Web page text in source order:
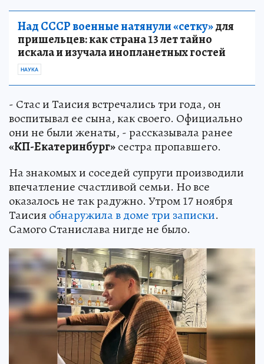
Над СССР военные натянули «сетку»для
пришельцев: как страна 13 лет тайно
искала и изучала инопланетных гостей
НАУКА
- Стас и Таисия встречались три года, он
воспитывал ее сына, как своего. Официально
они не были женаты, - рассказывала ранее
«КП-Екатеринбург»сестра пропавшего.
На знакомых и соседей супруги производили
впечатление счастливой семьи. Но все
оказалось не так радужно. Утром 17 ноября
Таисияобнаружила в доме три записки.
Самого Станислава нигде не было.